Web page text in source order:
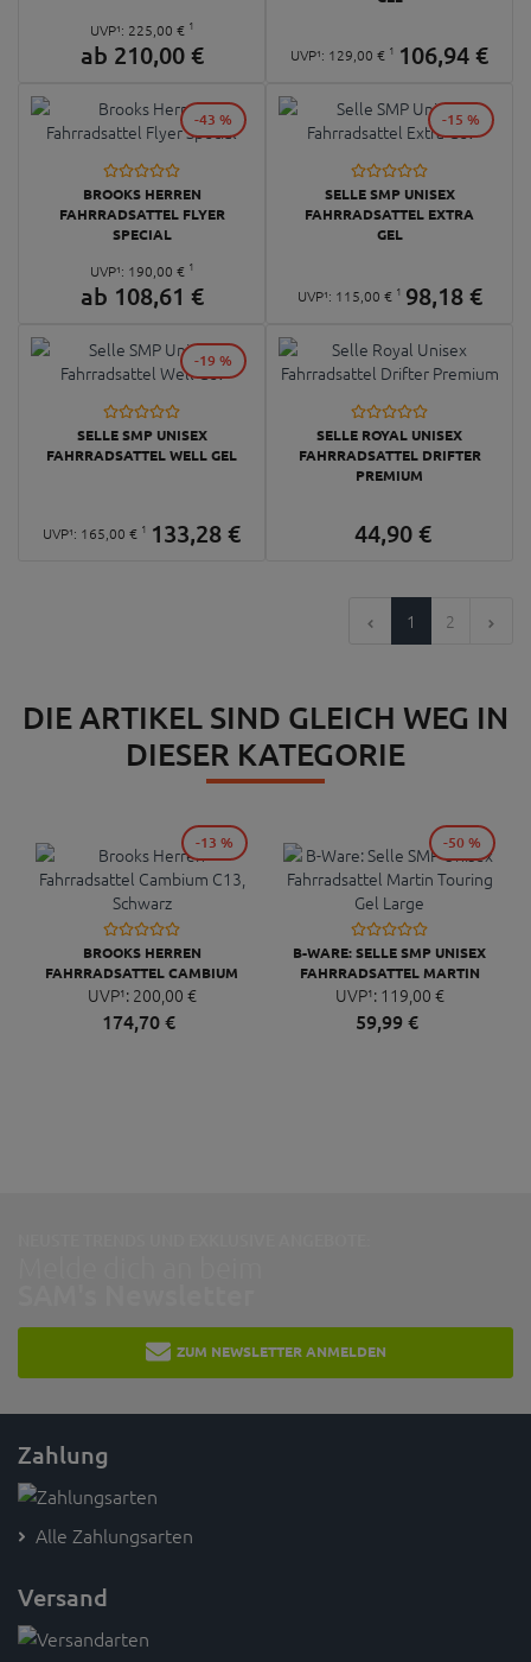
UVP¹: 225, 00 € 1
ab 210,00 € UVP¹: 129, 00 € 1 106,94€
BROOKS HERREN
FAHRRADSATTEL FLYER
SPECIAL
UVP¹: 190, 00 € 1
ab 108,61 €
-43 %
SELLE SMP UNISEX
FAHRRADSATTEL EXTRA
GEL
UVP¹: 115, 00 € 1 98,18 €
-15 %
SELLE SMP UNISEX
FAHRRADSATTEL WELL GEL
UVP¹: 165, 00 € 1 133,28€
-19 %
SELLE ROYAL UNISEX
FAHRRADSATTEL DRIFTER
PREMIUM
44,90€
1 2
DIE ARTIKEL SIND GLEICH WEG IN
DIESER KATEGORIE
BROOKS HERREN
FAHRRADSATTEL CAMBIUM
C13, SCHWARZ
UVP¹: 200, 00 €
174,70€
-13 %
B-WARE: SELLE SMP UNISEX
FAHRRADSATTEL MARTIN
TOURING GEL LARGE
UVP¹: 119, 00 €
59,99 €
-50 %
ZUM NEWSLETTER ANMELDEN
Zahlung
Alle Zahlungsarten
Versand